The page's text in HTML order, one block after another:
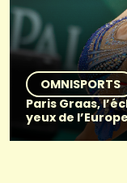
OMNISPORTS
Paris Graas,
yeux de